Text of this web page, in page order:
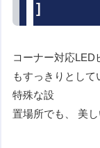
]
コーナー対応LED
もすっきりとし
特殊な設
置場所でも、 美